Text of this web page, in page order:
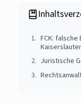
FCK:
Juristische